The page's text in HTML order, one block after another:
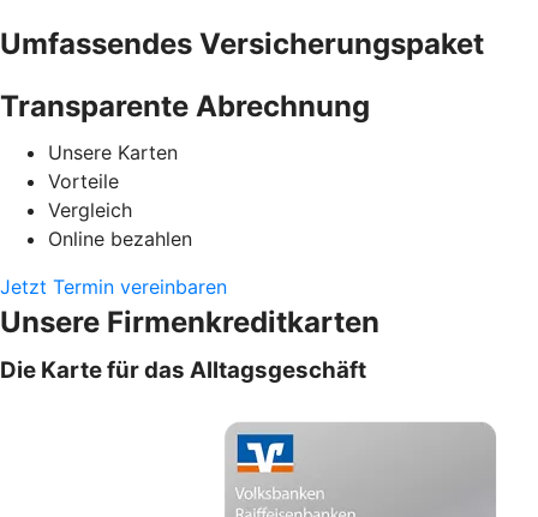
Umfassendes Versicherungspaket
Transparente Abrechnung
Unsere Karten
Vorteile
Vergleich
Online bezahlen
Jetzt Termin vereinbaren
Unsere Firmenkreditkarten
Die Karte für das Alltagsgeschäft